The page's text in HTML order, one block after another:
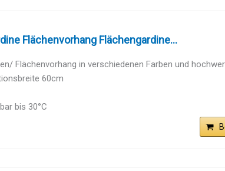
Flächenvorhang Flächengardine...
Flächenvorhang in verschiedenen Farben und
60cm
bis 30°C